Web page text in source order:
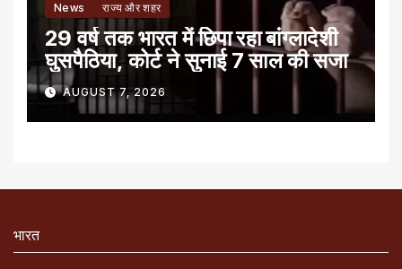
News राज्य और शहर
29 वर्ष तक भारत में छिपा रहा बांग्लादेशी
घुसपैठिया, कोर्ट ने सुनाई 7 साल की सजा
AUGUST 7, 2026
भारत